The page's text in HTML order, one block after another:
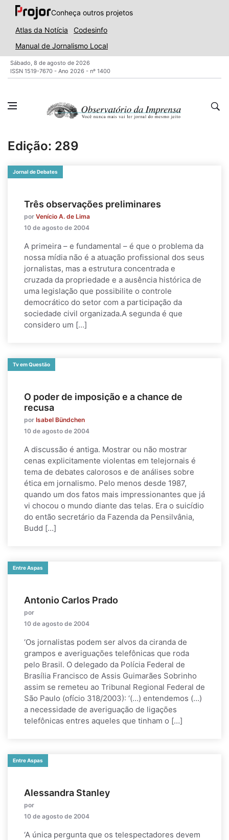
Conheça outros projetos
Atlas da Notícia
Codesinfo
Manual de Jornalismo Local
Sábado, 8 de agosto de 2026
ISSN 1519-7670 - Ano 2026 - nº 1400
Edição: 289
Jornal de Debates
Três observações preliminares
por Venício A. de Lima
10 de agosto de 2004
A primeira – e fundamental – é que o problema da
nossa mídia não é a atuação profissional dos seus
jornalistas, mas a estrutura concentrada e
cruzada da propriedade e a ausência histórica de
uma legislação que possibilite o controle
democrático do setor com a participação da
sociedade civil organizada.A segunda é que
considero um […]
Tv em Questão
O poder de imposição e a chance de
recusa
por Isabel Bündchen
10 de agosto de 2004
A discussão é antiga. Mostrar ou não mostrar
cenas explicitamente violentas em telejornais é
tema de debates calorosos e de análises sobre
ética em jornalismo. Pelo menos desde 1987,
quando um dos fatos mais impressionantes que já
vi chocou o mundo diante das telas. Era o suicídio
do então secretário da Fazenda da Pensilvânia,
Budd […]
Entre Aspas
Antonio Carlos Prado
por
10 de agosto de 2004
‘Os jornalistas podem ser alvos da ciranda de
grampos e averiguações telefônicas que roda
pelo Brasil. O delegado da Polícia Federal de
Brasília Francisco de Assis Guimarães Sobrinho
assim se remeteu ao Tribunal Regional Federal de
São Paulo (ofício 318/2003): ‘(…) entendemos (…)
a necessidade de averiguação de ligações
telefônicas entres aqueles que tinham o […]
Entre Aspas
Alessandra Stanley
por
10 de agosto de 2004
‘A única pergunta que os telespectadores devem